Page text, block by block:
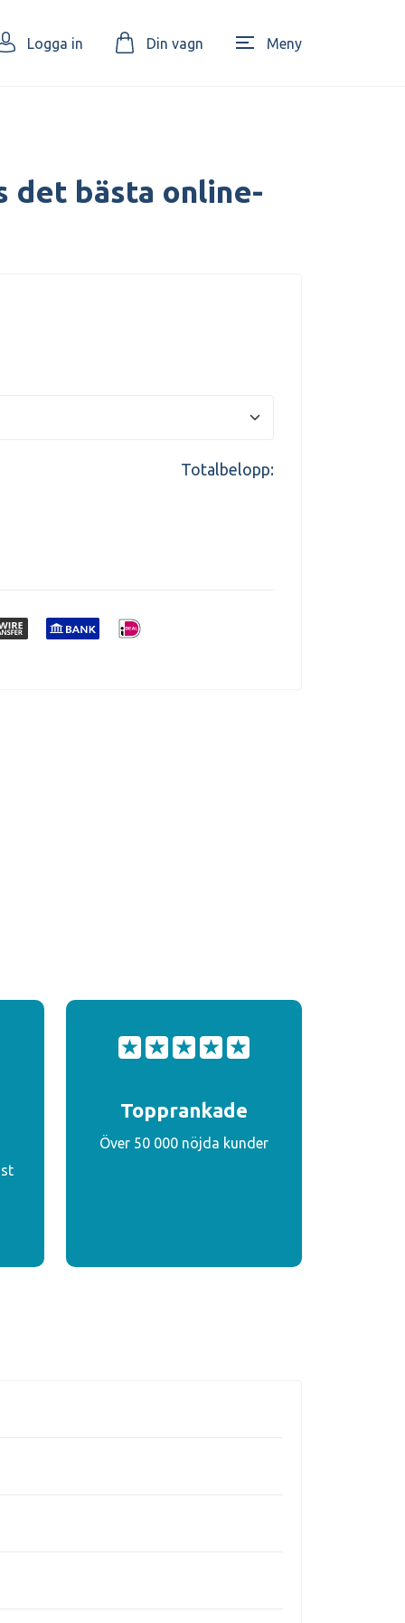
Logga in Din vagn Meny
det bästa online-
Totalbelopp:
Topprankade
Över 50 000 nöjda kunder